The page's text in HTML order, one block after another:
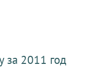
за 2011 год